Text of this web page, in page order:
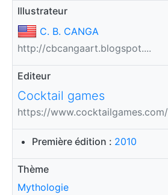
Illustrateur
C. B. CANGA
http://cbcangaart.blogspot....
Editeur
Cocktail games
https://www.cocktailgames.com/
Première édition : 2010
Thème
Mythologie